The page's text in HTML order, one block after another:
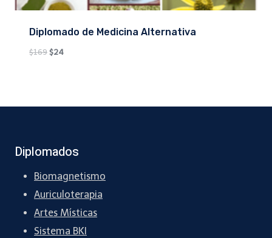
Diplomado de Medicina Alternativa
$169Original
$24Current
Diplomados
Biomagnetismo
Auriculoterapia
Artes Místicas
Sistema BKI